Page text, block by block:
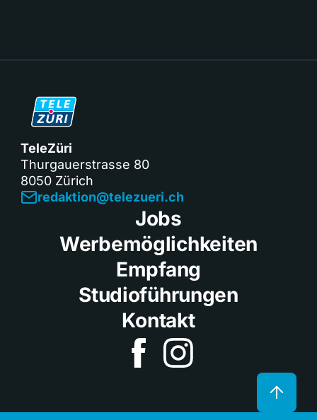
TeleZüri
Thurgauerstrasse 80
8050 Zürich
redaktion@telezueri.ch
Jobs
Werbemöglichkeiten
Empfang
Studioführungen
Kontakt